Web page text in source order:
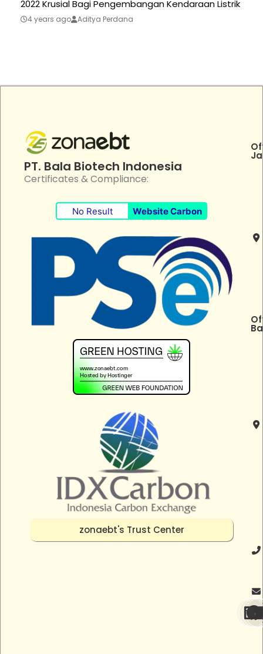
2022 Krusial Bagi Pengembangan Kendaraan Listrik
4 years ago Aditya Perdana
PT. Bala Biotech Indonesia
Certificates & Compliance:
No Result Website Carbon
zonaebt's Trust Center